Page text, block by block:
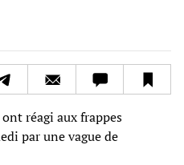
réagi aux frappes
par une vague de